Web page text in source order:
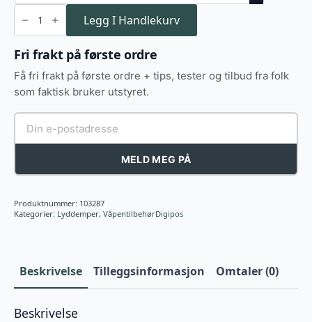
Hausken
Neopren
antall
Legg I Handlekurv
Fri frakt på første ordre
Få fri frakt på første ordre + tips, tester og tilbud fra folk
som faktisk bruker utstyret.
MELD MEG PÅ
Produktnummer: 103287
Kategorier: Lyddemper, VåpentilbehørDigipos
Beskrivelse Tilleggsinformasjon Omtaler (0)
Beskrivelse